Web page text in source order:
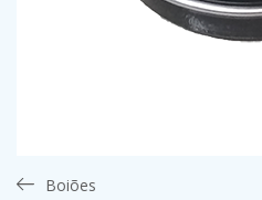
Boiões